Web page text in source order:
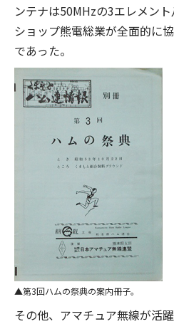
ンテナは50MHzの3エレメン
ショップ熊電総業が全面的に
であった。
第3回ハムの祭典の案内冊子。
その他、アマチュア無線が活